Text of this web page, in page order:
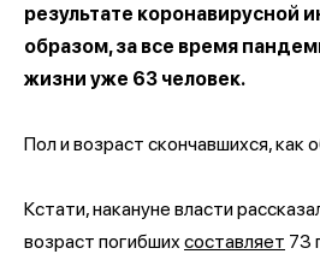
результате коронавирусной
образом, за все время
жизни уже 63 человек.
Пол и возраст скончавшихся, как
Кстати, накануне власти
возраст погибших составляет 73